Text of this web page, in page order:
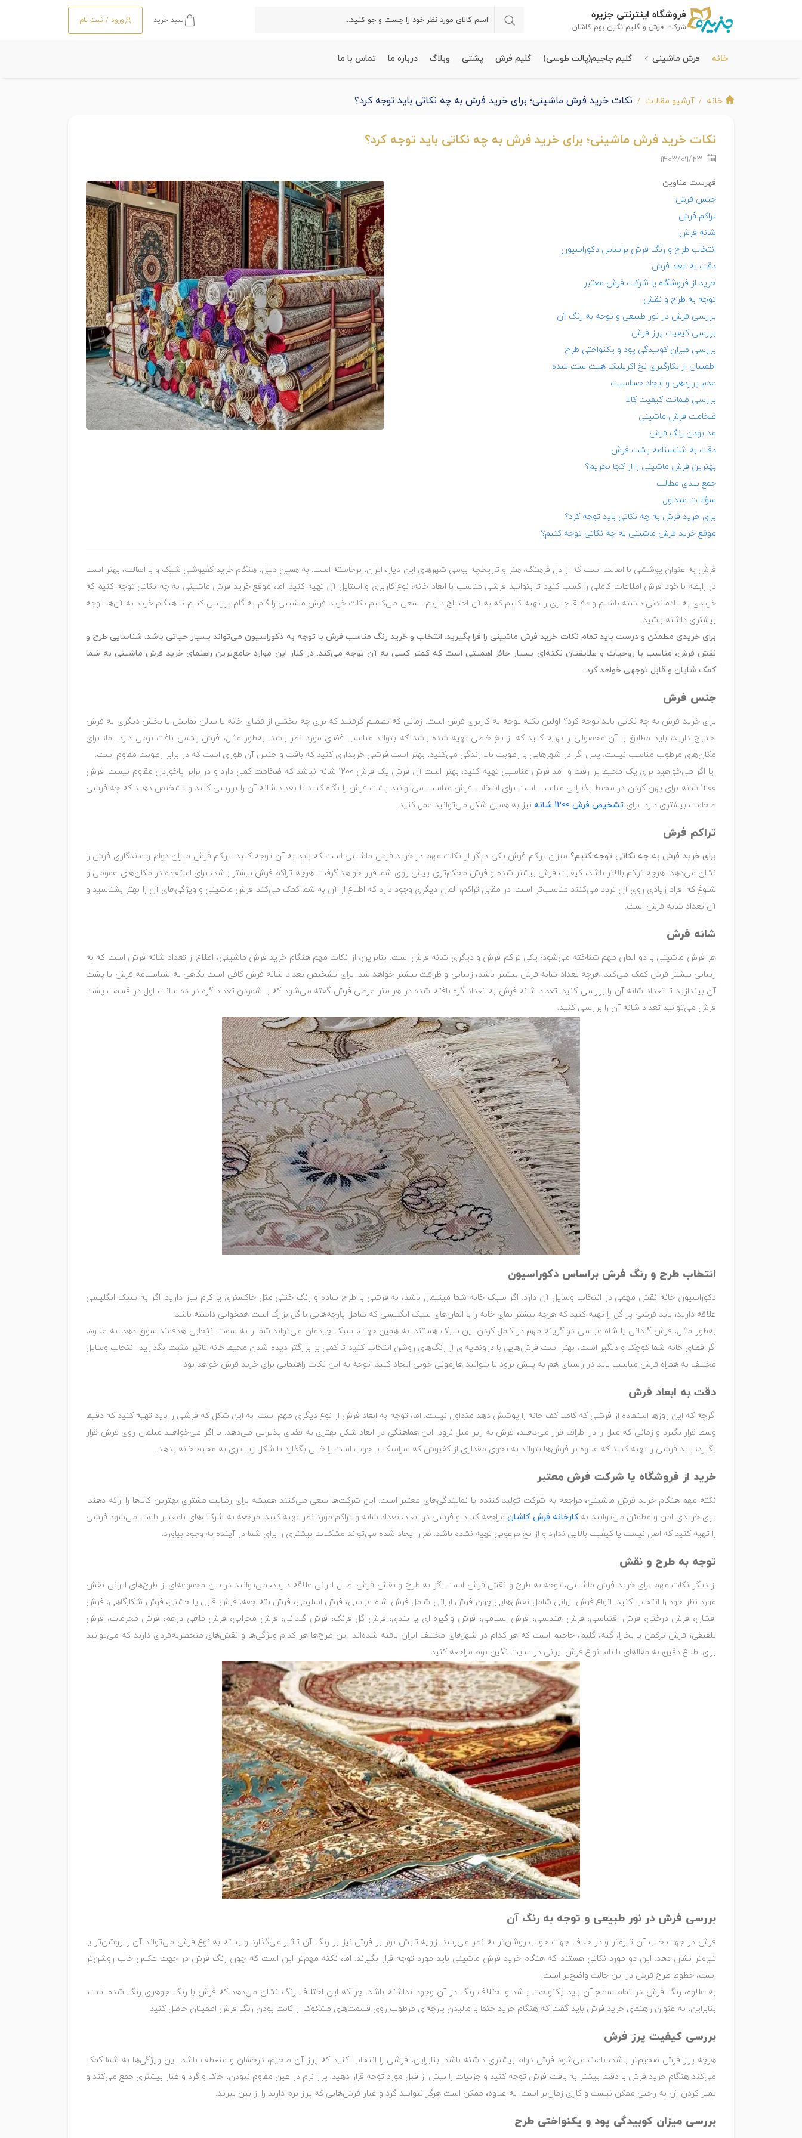
فروشگاه اینترنتی جزیره
شرکت فرش و گلیم نگین بوم کاشان
سبد خرید ورود / ثبت نام
خانه فرش ماشینی گلیم جاجیم(پالت طوسی) گلیم فرش پشتی وبلاگ درباره ما تماس با ما
خانه آرشیو مقالات نکات خرید فرش ماشینی؛ برای خرید فرش به چه نکاتی باید توجه کرد؟
نکات خرید فرش ماشینی؛ برای خرید فرش به چه نکاتی باید توجه کرد؟
1403/09/23
فهرست عناوین
جنس فرش
تراکم فرش
شانه فرش
انتخاب طرح و رنگ فرش براساس دکوراسیون
دقت به ابعاد فرش
خرید از فروشگاه یا شرکت فرش معتبر
توجه به طرح و نقش
بررسی فرش در نور طبیعی و توجه به رنگ آن
بررسی کیفیت پرز فرش
بررسی میزان کوبیدگی پود و یکنواختی طرح
اطمینان از بکارگیری نخ اکریلیک هیت ست شده
عدم پرزدهی و ایجاد حساسیت
بررسی ضمانت کیفیت کالا
ضخامت فرش ماشینی
مد بودن رنگ فرش
دقت به شناسنامه پشت فرش
بهترین فرش ماشینی را از کجا بخریم؟
جمع بندی مطالب
سؤالات متداول
برای خرید فرش به چه نکاتی باید توجه کرد؟
موقع خرید فرش ماشینی به چه نکاتی توجه کنیم؟
فرش به عنوان پوششی با اصالت است که از دل فرهنگ، هنر و تاریخچه بومی شهرهای این دیار، ایران، برخاسته است. به همین دلیل، هنگام خرید کفپوشی شیک و با اصالت، بهتر است
در رابطه با خود فرش اطلاعات کاملی را کسب کنید تا بتوانید فرشی مناسب با ابعاد خانه، نوع کاربری و استایل آن تهیه کنید. اما، موقع خرید فرش ماشینی به چه نکاتی توجه کنیم که
خریدی به یادماندنی داشته باشیم و دقیقا چیزی را تهیه کنیم که به آن احتیاج داریم. سعی می‌کنیم نکات خرید فرش ماشینی را گام به گام بررسی کنیم تا هنگام خرید به آن‌ها توجه
بیشتری داشته باشید.
برای خریدی مطمئن و درست باید تمام نکات خرید فرش ماشینی را فرا بگیرید. انتخاب و خرید رنگ مناسب فرش با توجه به دکوراسیون می‌تواند بسیار حیاتی باشد. شناسایی طرح و
نقش فرش، مناسب با روحیات و علایقتان نکته‌ای بسیار حائز اهمیتی است که کمتر کسی به آن توجه می‌کند. در کنار این موارد جامع‌ترین راهنمای خرید فرش ماشینی به شما
کمک شایان و قابل توجهی خواهد کرد.
جنس فرش
برای خرید فرش به چه نکاتی باید توجه کرد؟ اولین نکته توجه به کاربری فرش است. زمانی که تصمیم گرفتید که برای چه بخشی از فضای خانه یا سالن نمایش یا بخش دیگری به فرش
احتیاج دارید، باید مطابق با آن محصولی را تهیه کنید که از نخ خاصی تهیه شده باشد که بتواند مناسب فضای مورد نظر باشد. به‌طور مثال، فرش پشمی بافت نرمی دارد. اما، برای
مکان‌های مرطوب مناسب نیست. پس اگر در شهرهایی با رطوبت بالا زندگی می‌کنید، بهتر است فرشی خریداری کنید که بافت و جنس آن طوری است که در برابر رطوبت مقاوم است.
یا اگر می‌خواهید برای یک محیط پر رفت و آمد فرش مناسبی تهیه کنید، بهتر است آن فرش یک فرش 1200 شانه نباشد که ضخامت کمی دارد و در برابر پاخوردن مقاوم نیست. فرش
1200 شانه برای پهن کردن در محیط پذیرایی مناسب است برای انتخاب فرش مناسب می‌توانید پشت فرش را نگاه کنید تا تعداد شانه آن را بررسی کنید و تشخیص دهید که چه فرشی
ضخامت بیشتری دارد. برای تشخیص فرش 1200 شانه نیز به همین شکل می‌توانید عمل کنید.
تراکم فرش
برای خرید فرش به چه نکاتی توجه کنیم؟ میزان تراکم فرش یکی دیگر از نکات مهم در خرید فرش ماشینی است که باید به آن توجه کنید. تراکم فرش میزان دوام و ماندگاری فرش را
نشان می‌دهد. هرچه تراکم بالاتر باشد، کیفیت فرش بیشتر شده و فرش محکم‌تری پیش روی شما قرار خواهد گرفت. هرچه تراکم فرش بیشتر باشد، برای استفاده در مکان‌های عمومی و
شلوغ که افراد زیادی روی آن تردد می‌کنند مناسب‌تر است. در مقابل تراکم، المان دیگری وجود دارد که اطلاع از آن به شما کمک می‌کند فرش ماشینی و ویژگی‌های آن را بهتر بشناسید و
آن تعداد شانه فرش است.
شانه فرش
هر فرش ماشینی با دو المان مهم شناخته می‌شود؛ یکی تراکم فرش و دیگری شانه فرش است. بنابراین، از نکات مهم هنگام خرید فرش ماشینی، اطلاع از تعداد شانه فرش است که به
زیبایی بیشتر فرش کمک می‌کند. هرچه تعداد شانه فرش بیشتر باشد، زیبایی و ظرافت بیشتر خواهد شد. برای تشخیص تعداد شانه فرش کافی است نگاهی به شناسنامه فرش یا پشت
آن بیندازید تا تعداد شانه آن را بررسی کنید. تعداد شانه فرش به تعداد گره بافته شده در هر متر عرضی فرش گفته می‌شود که با شمردن تعداد گره در ده سانت اول در قسمت پشت
فرش می‌توانید تعداد شانه آن را بررسی کنید.
انتخاب طرح و رنگ فرش براساس دکوراسیون
دکوراسیون خانه نقش مهمی در انتخاب وسایل آن دارد. اگر سبک خانه شما مینیمال باشد، به فرشی با طرح ساده و رنگ خنثی مثل خاکستری یا کرم نیاز دارید. اگر به سبک انگلیسی
علاقه دارید، باید فرشی پر گل را تهیه کنید که هرچه بیشتر نمای خانه را با المان‌های سبک انگلیسی که شامل پارچه‌هایی با گل بزرگ است همخوانی داشته باشد.
به‌طور مثال، فرش گلدانی یا شاه عباسی دو گزینه مهم در کامل کردن این سبک هستند. به همین جهت، سبک چیدمان می‌تواند شما را به سمت انتخابی هدفمند سوق دهد. به علاوه،
اگر فضای خانه شما کوچک و دلگیر است، بهتر است فرش‌هایی با درونمایه‌ای از رنگ‌های روشن انتخاب کنید تا کمی بر بزرگتر دیده شدن محیط خانه تاثیر مثبت بگذارید. انتخاب وسایل
مختلف به همراه فرش مناسب باید در راستای هم به پیش برود تا بتوانید هارمونی خوبی ایجاد کنید. توجه به این نکات راهنمایی برای خرید فرش خواهد بود
دقت به ابعاد فرش
اگرچه که این روزها استفاده از فرشی که کاملا کف خانه را پوشش دهد متداول نیست. اما، توجه به ابعاد فرش از نوع دیگری مهم است. به این شکل که فرشی را باید تهیه کنید که دقیقا
وسط قرار بگیرد و زمانی که مبل را در اطراف قرار می‌دهید، فرش به زیر مبل نرود. این هماهنگی در ابعاد شکل بهتری به فضای پذیرایی می‌دهد. یا اگر می‌خواهید مبلمان روی فرش قرار
بگیرد، باید فرشی را تهیه کنید که علاوه بر فرش‌ها بتواند به نحوی مقداری از کفپوش که سرامیک یا چوب است را خالی بگذارد تا شکل زیباتری به محیط خانه بدهد.
خرید از فروشگاه یا شرکت فرش معتبر
نکته مهم هنگام خرید فرش ماشینی، مراجعه به شرکت تولید کننده یا نمایندگی‌های معتبر است. این شرکت‌ها سعی می‌کنند همیشه برای رضایت مشتری بهترین کالاها را ارائه دهند.
برای خریدی امن و مطمئن می‌توانید بهکارخانه فرش کاشانمراجعه کنید و فرشی در ابعاد، تعداد شانه و تراکم مورد نظر تهیه کنید. مراجعه به شرکت‌های نامعتبر باعث می‌شود فرشی
را تهیه کنید که اصل نیست یا کیفیت بالایی ندارد و از نخ مرغوبی تهیه نشده باشد. ضرر ایجاد شده می‌تواند مشکلات بیشتری را برای شما در آینده به وجود بیاورد.
توجه به طرح و نقش
از دیگر نکات مهم برای خرید فرش ماشینی، توجه به طرح و نقش فرش است. اگر به طرح و نقش فرش اصیل ایرانی علاقه دارید، می‌توانید در بین مجموعه‌ای از طرح‌های ایرانی نقش
مورد نظر خود را انتخاب کنید. انواع فرش ایرانی شامل نقش‌هایی چون فرش ایرانی شامل فرش شاه عباسی، فرش اسلیمی، فرش بته جقه، فرش قابی یا خشتی، فرش شکارگاهی، فرش
افشان، فرش درختی، فرش اقتباسی، فرش هندسی، فرش اسلامی، فرش واگیره ای یا بندی، فرش گل فرنگ، فرش گلدانی، فرش محرابی، فرش ماهی درهم، فرش محرمات، فرش
تلفیقی، فرش ترکمن یا بخارا، گبه، گلیم، جاجیم است که هر کدام در شهرهای مختلف ایران بافته شده‌اند. این طرح‌ها هر کدام ویژگی‌ها و نقش‌های منحصربه‌فردی دارند که می‌توانید
برای اطلاع دقیق به مقاله‌ای با نام انواع فرش ایرانی در سایت نگین بوم مراجعه کنید.
بررسی فرش در نور طبیعی و توجه به رنگ آن
فرش در جهت خاب آن تیره‌تر و در خلاف جهت خواب روشن‌تر به نظر می‌رسد. زاویه تابش نور بر فرش نیز بر رنگ آن تاثیر می‌گذارد و بسته به نوع فرش می‌تواند آن را روشن‌تر یا
تیره‌تر نشان دهد. این دو مورد نکاتی هستند که هنگام خرید فرش ماشینی باید مورد توجه قرار بگیرند. اما، نکته مهم‌تر این است که چون رنگ فرش در جهت عکس خاب روشن‌تر
است، خطوط طرح فرش در این حالت واضح‌تر است.
به علاوه، رنگ فرش در تمام سطح آن باید یکنواخت باشد و اختلاف رنگ در آن وجود نداشته باشد. چرا که این اختلاف رنگ نشان می‌دهد که فرش با رنگ جوهری رنگ شده است.
بنابراین، به عنوان راهنمای خرید فرش باید گفت که هنگام خرید حتما با مالیدن پارچه‌ای مرطوب روی قسمت‌های مشکوک از ثابت بودن رنگ فرش اطمینان حاصل کنید.
بررسی کیفیت پرز فرش
هرچه پرز فرش ضخیم‌تر باشد، باعث می‌شود فرش دوام بیشتری داشته باشد. بنابراین، فرشی را انتخاب کنید که پرز آن ضخیم، درخشان و منعطف باشد. این ویژگی‌ها به شما کمک
می‌کند هنگام خرید فرش با دقت بیشتر به بافت فرش توجه کنید و جزئیات را بیش از قبل مورد توجه قرار دهید. پرز نرم در عین مقاوم نبودن، خاک و گرد و غبار بیشتری جمع می‌کند و
تمیز کردن آن به راحتی ممکن نیست و کاری زمان‌بر است. به علاوه، ممکن است هرگز نتوانید گرد و غبار فرش‌هایی که پرز نرم دارند را از بین ببرید.
بررسی میزان کوبیدگی پود و یکنواختی طرح